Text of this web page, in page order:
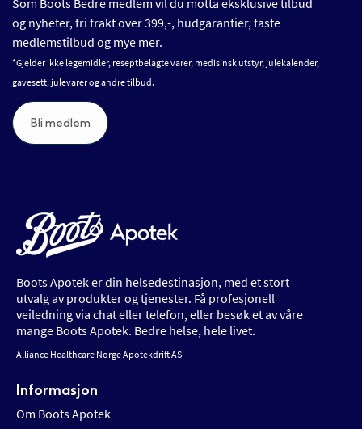
Som Boots Bedre medlem vil du motta eksklusive tilbud
og nyheter, fri frakt over 399,-, hudgarantier, faste
medlemstilbud og mye mer.
*Gjelder ikke legemidler, reseptbelagte varer, medisinsk utstyr, julekalender,
gavesett, julevarer og andre tilbud.
Bli medlem
Boots Apotek er din helsedestinasjon, med et stort
utvalg av produkter og tjenester. Få profesjonell
veiledning via chat eller telefon, eller besøk et av våre
mange Boots Apotek. Bedre helse, hele livet.
Alliance Healthcare Norge Apotekdrift AS
Informasjon
Om Boots Apotek